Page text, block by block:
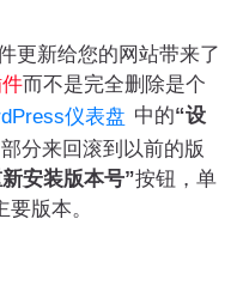
新给您的网站带来了
而不是完全删除是个
仪表盘 中的“设
部分来回滚到以前的版
安装版本号”按钮，单
版本。